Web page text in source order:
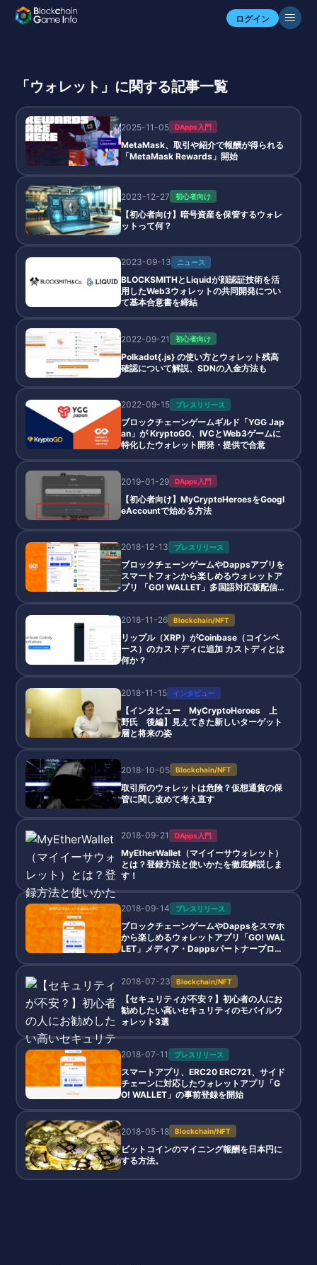
ログイン
「ウォレット」に関する記事一覧
2025-11-05 DApps入門
MetaMask、取引や紹介で報酬が得られる
「MetaMask Rewards」開始
2023-12-27 初心者向け
【初心者向け】暗号資産を保管するウォレ
ットって何？
2023-09-13 ニュース
BLOCKSMITHとLiquidが顔認証技術を活
用したWeb3ウォレットの共同開発につい
て基本合意書を締結
2022-09-21 初心者向け
Polkadot{.js} の使い方とウォレット残高
確認について解説、SDNの入金方法も
2022-09-15 プレスリリース
ブロックチェーンゲームギルド「YGG Jap
an」が KryptoGO、IVCとWeb3ゲームに
特化したウォレット開発・提供で合意
2019-01-29 DApps入門
【初心者向け】MyCryptoHeroesをGoogl
eAccountで始める方法
2018-12-13 プレスリリース
ブロックチェーンゲームやDappsアプリを
スマートフォンから楽しめるウォレットア
プリ 「GO! WALLET」多国語対応版配信
2018-11-26
Blockchain/NFT
リップル（XRP）がCoinbase（コインベ
ース）のカストディに追加 カストディとは
何か？
2018-11-15 インタビュー
【インタビュー MyCryptoHeroes 上
野氏 後編】見えてきた新しいターゲット
層と将来の姿
2018-10-05 Blockchain/NFT
取引所のウォレットは危険？仮想通貨の保
管に関し改めて考え直す
2018-09-21 DApps入門
MyEtherWallet（マイイーサウォレット）
とは？登録方法と使いかたを徹底解説しま
す！
2018-09-14 プレスリリース
ブロックチェーンゲームやDappsをスマホ
から楽しめるウォレットアプリ「GO! WAL
LET」メディア・Dappsパートナープログ
2018-07-23
Blockchain/NFT
【セキュリティが不安？】初心者の人にお
勧めしたい高いセキュリティのモバイルウ
ォレット3選
2018-07-11 プレスリリース
スマートアプリ、ERC20 ERC721、サイド
チェーンに対応したウォレットアプリ「G
O! WALLET」の事前登録を開始
2018-05-18 Blockchain/NFT
ビットコインのマイニング報酬を日本円に
する方法。